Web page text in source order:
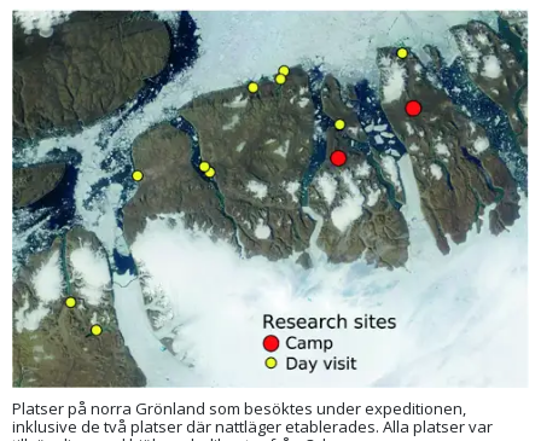
Platser på norra Grönland som besöktes under expeditionen,
inklusive de två platser där nattläger etablerades. Alla platser var